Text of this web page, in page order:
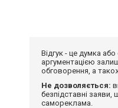
Відгук - це думка
аргументацією
обговорення, а
Не дозволяється:
безпідставні заяви,
самореклама.